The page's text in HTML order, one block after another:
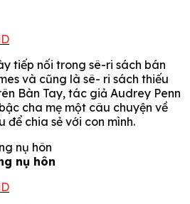
Giá
tại
là:
62.000 VND.
tiếp nối trong sê-ri sách bán
và cũng là sê- ri sách thiếu
Bàn Tay, tác giả Audrey Penn
cha mẹ một câu chuyện về
để chia sẻ với con mình.
nụ hôn
Giá